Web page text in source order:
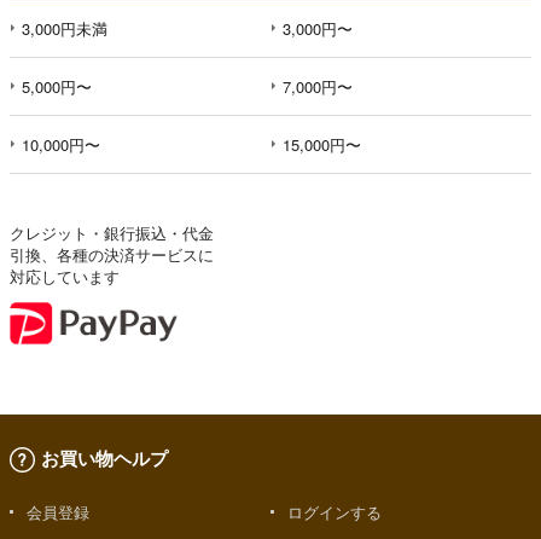
3,000円未満 3,000円〜
5,000円〜 7,000円〜
10,000円〜 15,000円〜
クレジット・銀行振込・代金
引換、各種の決済サービスに
対応しています
お買い物ヘルプ
会員登録 ログインする